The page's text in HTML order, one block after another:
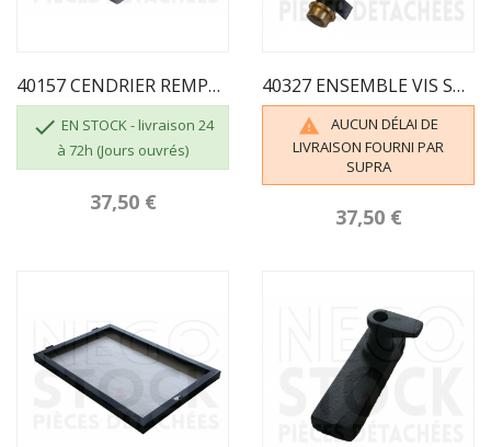
40157 CENDRIER REMPLACE 03849 POUR 642-652
 EN STOCK - livraison 24
à 72h (Jours ouvrés)
37,50 €
40327 ENSEMBLE VIS SANS FIN SUPRA

AUCUN DÉLAI DE
LIVRAISON FOURNI PAR
SUPRA
37,50 €